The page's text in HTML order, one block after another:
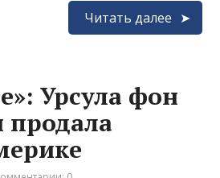
Читать далее
Урсула фон
продала